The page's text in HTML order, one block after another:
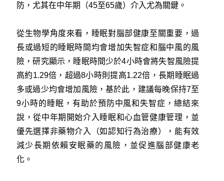
防，尤其在中年期（45至65歲）介入尤為關鍵。
從生物學角度來看，睡眠對腦部健康至關重要，過
長或過短的睡眠時間均會增加失智症和腦中風的風
險，研究顯示，睡眠時間少於4小時會將失智風險提
高約1.29倍，超過8小時則提高1.22倍，長期睡眠過
多或過少均會增加風險，基於此，建議每晚保持7至
9小時的睡眠，有助於預防中風和失智症，總結來
說，從中年期開始介入睡眠和心血管健康管理，並
優先選擇非藥物介入（如認知行為治療），能有效
減少長期依賴安眠藥的風險，並促進腦部健康老
化。